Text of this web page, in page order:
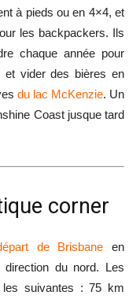
à pieds ou en 4×4, et
les backpackers. Ils
chaque année pour
et vider des bières en
du lac McKenzie. Un
Coast jusque tard
corner
de Brisbane en
du nord. Les
les suivantes : 75 km